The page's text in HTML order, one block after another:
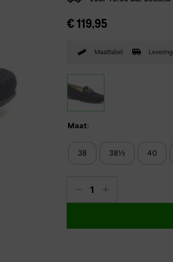
€ 119,95
Maattabel
Maat:
38 38½ 40